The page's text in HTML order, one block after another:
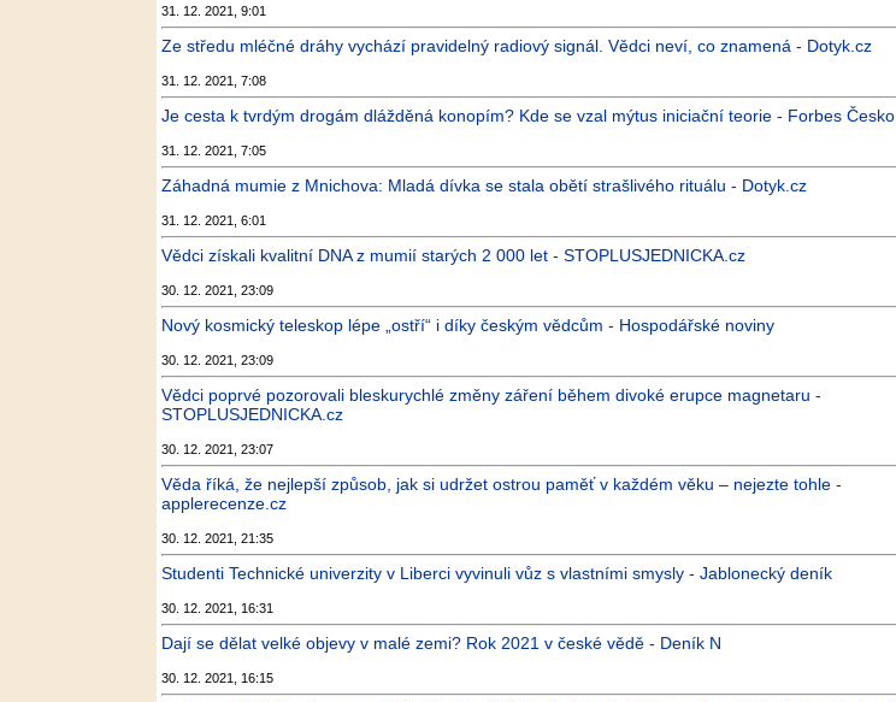
31. 12. 2021, 9:01
Ze středu mléčné dráhy vychází pravidelný radiový signál. Vědci neví, co znamená - Dotyk.cz
31. 12. 2021, 7:08
Je cesta k tvrdým drogám dlážděná konopím? Kde se vzal mýtus iniciační teorie - Forbes Česko
31. 12. 2021, 7:05
Záhadná mumie z Mnichova: Mladá dívka se stala obětí strašlivého rituálu - Dotyk.cz
31. 12. 2021, 6:01
Vědci získali kvalitní DNA z mumií starých 2 000 let - STOPLUSJEDNICKA.cz
30. 12. 2021, 23:09
Nový kosmický teleskop lépe „ostří“ i díky českým vědcům - Hospodářské noviny
30. 12. 2021, 23:09
Vědci poprvé pozorovali bleskurychlé změny záření během divoké erupce magnetaru -
STOPLUSJEDNICKA.cz
30. 12. 2021, 23:07
Věda říká, že nejlepší způsob, jak si udržet ostrou paměť v každém věku – nejezte tohle -
applerecenze.cz
30. 12. 2021, 21:35
Studenti Technické univerzity v Liberci vyvinuli vůz s vlastními smysly - Jablonecký deník
30. 12. 2021, 16:31
Dají se dělat velké objevy v malé zemi? Rok 2021 v české vědě - Deník N
30. 12. 2021, 16:15